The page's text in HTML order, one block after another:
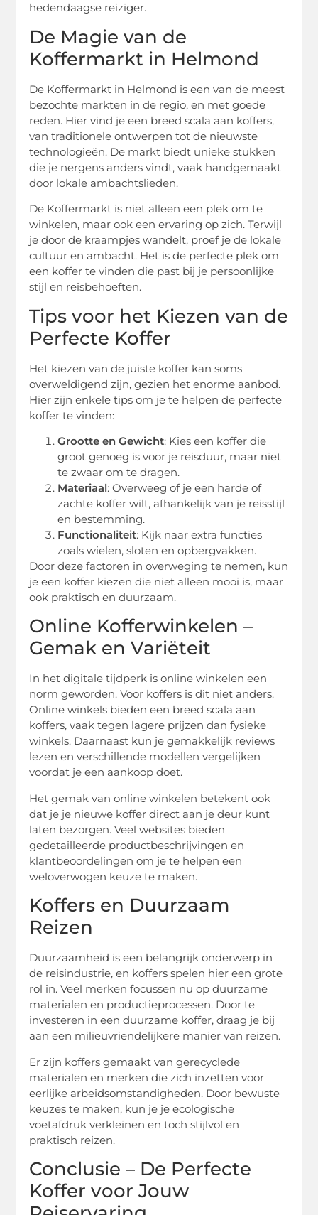
hedendaagse reiziger.
De Magie van de
Koffermarkt in Helmond
De Koffermarkt in Helmond is een van de meest
bezochte markten in de regio, en met goede
reden. Hier vind je een breed scala aan koffers,
van traditionele ontwerpen tot de nieuwste
technologieën. De markt biedt unieke stukken
die je nergens anders vindt, vaak handgemaakt
door lokale ambachtslieden.
De Koffermarkt is niet alleen een plek om te
winkelen, maar ook een ervaring op zich. Terwijl
je door de kraampjes wandelt, proef je de lokale
cultuur en ambacht. Het is de perfecte plek om
een koffer te vinden die past bij je persoonlijke
stijl en reisbehoeften.
Tips voor het Kiezen van de
Perfecte Koffer
Het kiezen van de juiste koffer kan soms
overweldigend zijn, gezien het enorme aanbod.
Hier zijn enkele tips om je te helpen de perfecte
koffer te vinden:
Grootte en Gewicht: Kies een koffer die
groot genoeg is voor je reisduur, maar niet
te zwaar om te dragen.
Materiaal: Overweeg of je een harde of
zachte koffer wilt, afhankelijk van je reisstijl
en bestemming.
Functionaliteit: Kijk naar extra functies
zoals wielen, sloten en opbergvakken.
Door deze factoren in overweging te nemen, kun
je een koffer kiezen die niet alleen mooi is, maar
ook praktisch en duurzaam.
Online Kofferwinkelen –
Gemak en Variëteit
In het digitale tijdperk is online winkelen een
norm geworden. Voor koffers is dit niet anders.
Online winkels bieden een breed scala aan
koffers, vaak tegen lagere prijzen dan fysieke
winkels. Daarnaast kun je gemakkelijk reviews
lezen en verschillende modellen vergelijken
voordat je een aankoop doet.
Het gemak van online winkelen betekent ook
dat je je nieuwe koffer direct aan je deur kunt
laten bezorgen. Veel websites bieden
gedetailleerde productbeschrijvingen en
klantbeoordelingen om je te helpen een
weloverwogen keuze te maken.
Koffers en Duurzaam
Reizen
Duurzaamheid is een belangrijk onderwerp in
de reisindustrie, en koffers spelen hier een grote
rol in. Veel merken focussen nu op duurzame
materialen en productieprocessen. Door te
investeren in een duurzame koffer, draag je bij
aan een milieuvriendelijkere manier van reizen.
Er zijn koffers gemaakt van gerecyclede
materialen en merken die zich inzetten voor
eerlijke arbeidsomstandigheden. Door bewuste
keuzes te maken, kun je je ecologische
voetafdruk verkleinen en toch stijlvol en
praktisch reizen.
Conclusie – De Perfecte
Koffer voor Jouw